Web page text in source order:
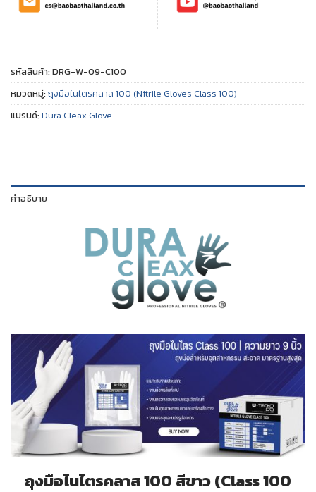
รหัสสินค้า: DRG-W-09-C100
หมวดหมู่: ถุงมือไนไตรคลาส 100 (Nitrile Gloves Class 100)
แบรนด์: Dura Cleax Glove
คำอธิบาย
ถุงมือไนไตรคลาส 100 สีขาว (Class 100